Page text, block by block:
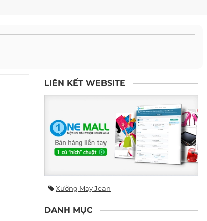
LIÊN KẾT WEBSITE
Xưởng May Jean
DANH MỤC